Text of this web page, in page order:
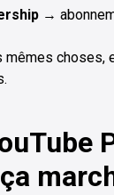
→
mêmes choses,